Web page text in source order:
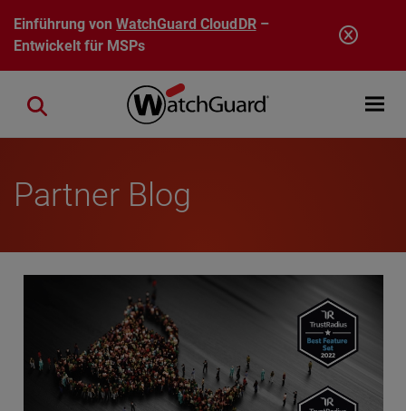
Direkt zum Inhalt
Einführung vonWatchGuard CloudDR–
Entwickelt für MSPs
Open
Close search
Partner Blog